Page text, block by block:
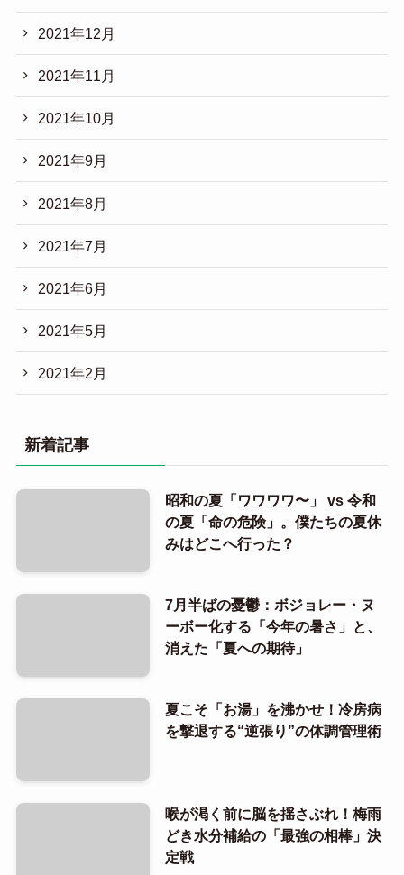
2021年12月
2021年11月
2021年10月
2021年9月
2021年8月
2021年7月
2021年6月
2021年5月
2021年2月
新着記事
昭和の夏「ワワワワ〜」 vs 令和
の夏「命の危険」。僕たちの夏休
みはどこへ行った？
7月半ばの憂鬱：ボジョレー・ヌ
ーボー化する「今年の暑さ」と、
消えた「夏への期待」
夏こそ「お湯」を沸かせ！冷房病
を撃退する“逆張り”の体調管理術
喉が渇く前に脳を揺さぶれ！梅雨
どき水分補給の「最強の相棒」決
定戦